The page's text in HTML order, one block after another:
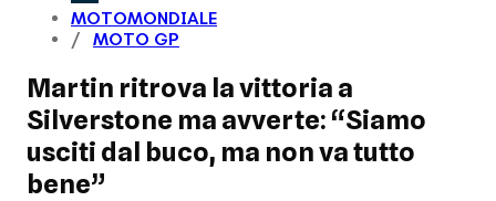
MOTOMONDIALE
MOTO GP
Martin ritrova la vittoria a
Silverstone ma avverte: “Siamo
usciti dal buco, ma non va tutto
bene”